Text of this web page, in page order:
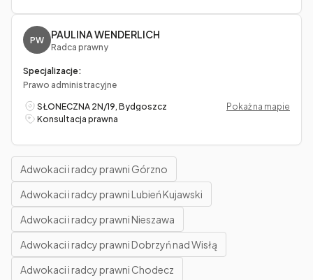
PW PAULINA WENDERLICH
Radca prawny
Specjalizacje:
Prawo administracyjne
SŁONECZNA 2N/19, Bydgoszcz
Pokaż na mapie
Konsultacja prawna
Adwokaci i radcy prawni Górzno
Adwokaci i radcy prawni Lubień Kujawski
Adwokaci i radcy prawni Nieszawa
Adwokaci i radcy prawni Dobrzyń nad Wisłą
Adwokaci i radcy prawni Chodecz